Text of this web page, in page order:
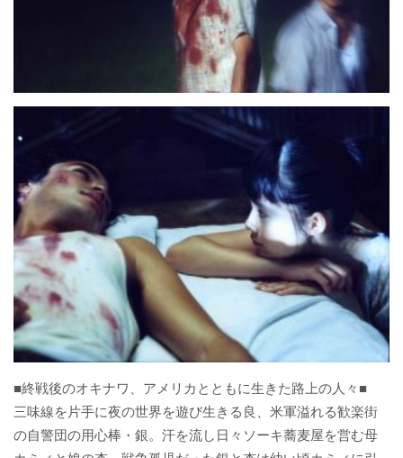
■終戦後のオキナワ、アメリカとともに生きた路上の人々■
三味線を片手に夜の世界を遊び生きる良、米軍溢れる歓楽街
の自警団の用心棒・銀。汗を流し日々ソーキ蕎麦屋を営む母